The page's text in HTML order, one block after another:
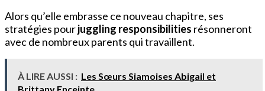
Alors qu’elle embrasse ce nouveau chapitre, ses
stratégies pourjuggling responsibilities résonneront
avec de nombreux parents qui travaillent.
À LIRE AUSSI : Les Sœurs Siamoises Abigail et